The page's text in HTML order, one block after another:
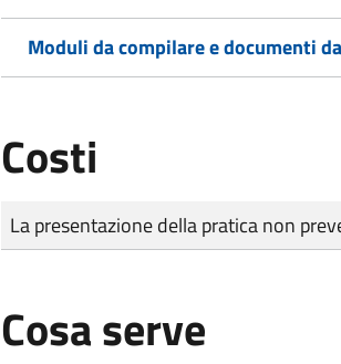
Moduli da compilare e documenti
Costi
Tipo di pagamento
Importo
La presentazione della pratica non
Cosa serve